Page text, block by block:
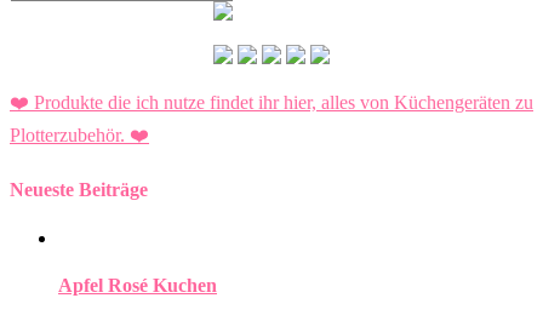
❤️ Produkte die ich nutze findet ihr hier, alles von Küchengeräten zu
Plotterzubehör. ❤️
Neueste Beiträge
Apfel Rosé Kuchen